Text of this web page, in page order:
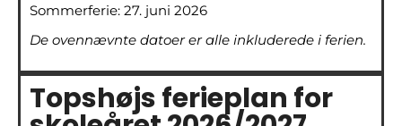
Sommerferie: 27. juni 2026
De ovennævnte datoer er alle inkluderede i ferien.
Topshøjs ferieplan for